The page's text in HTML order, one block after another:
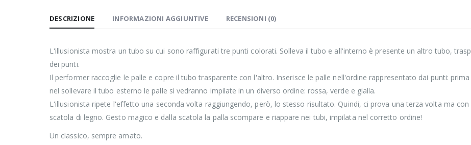
DESCRIZIONE INFORMAZIONI AGGIUNTIVE RECENSIONI (0)
L'illusionista mostra un tubo su cui sono raffigurati tre punti colorati. Solleva il tubo e all'interno è presente un altro tubo,
dei punti.
Il performer raccoglie le palle e copre il tubo trasparente con l'altro. Inserisce le palle nell'ordine rappresentato dai punti:
nel sollevare il tubo esterno le palle si vedranno impilate in un diverso ordine: rossa, verde e gialla.
L'illusionista ripete l'effetto una seconda volta raggiungendo, però, lo stesso risultato. Quindi, ci prova una terza volta ma
scatola di legno. Gesto magico e dalla scatola la palla scompare e riappare nei tubi, impilata nel corretto ordine!
Un classico, sempre amato.